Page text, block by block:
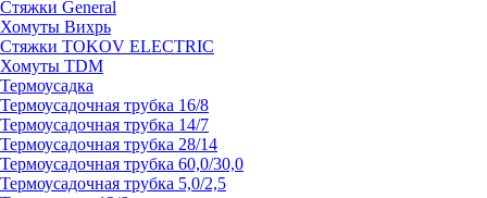
Стяжки General
Хомуты Вихрь
Стяжки TOKOV ELECTRIC
Хомуты TDM
Термоусадка
Термоусадочная трубка 16/8
Термоусадочная трубка 14/7
Термоусадочная трубка 28/14
Термоусадочная трубка 60,0/30,0
Термоусадочная трубка 5,0/2,5